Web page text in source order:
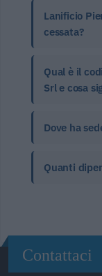
Lanificio
cessata?
Qual è il
Srl e cosa
Dove ha
Quanti
Contattaci